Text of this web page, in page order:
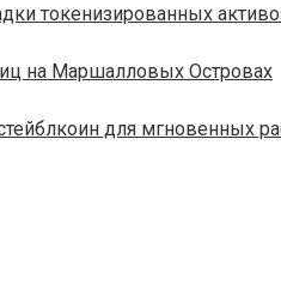
токенизированных
на Маршалловых Островах
для мгновенных